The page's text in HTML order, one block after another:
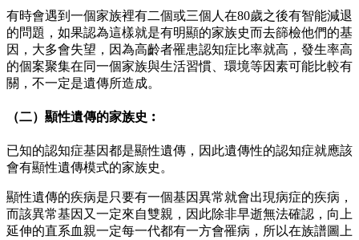
有時會遇到一個家族裡有二個或三個人在80歲之後有智能減退
的問題，如果認為這樣就是有明顯的家族史而去篩檢他們的基
因，大多會失望，因為高齡者罹患認知症比率就高，發生率高
的個案聚集在同一個家族與生活習慣、環境等因素可能比較有
關，不一定是遺傳所造成。
（二）顯性遺傳的家族史︰
已知的認知症基因都是顯性遺傳，因此遺傳性的認知症就應該
會有顯性遺傳模式的家族史。
顯性遺傳的疾病是只要有一個基因異常就會出現病症的疾病，
而該異常基因又一定來自雙親，因此除非早逝無法確認，向上
延伸的直系血親一定每一代都有一方會罹病，所以在族譜圖上